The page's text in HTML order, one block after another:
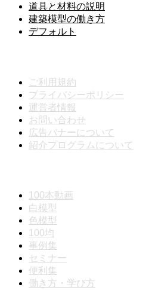
道具と材料の説明
建築模型の働き方
デフォルト
ご利用規約
プライバシーポリシー
運営者情報
お問い合わせ
広告バナーについて
紹介プログラムについて
100本動画
白模型
色模型
100均
事例集
セミナー
便利集
働き方・学び方